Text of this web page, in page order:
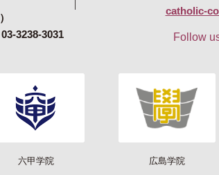
3238-3031
catholic-
Follow
六甲学院 広島学院